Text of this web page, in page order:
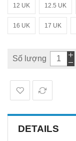
12 UK 12.5 UK
16 UK 17 UK
Số lượng
DETAILS